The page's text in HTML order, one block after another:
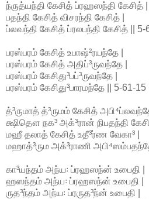
ந்ருத்யந்தி கேசித் ப்ரஹஸந்தி கேசித் |
பதந்தி கேசித் விசரந்தி கேசித் |
ப்லவந்தி கேசித் ப்ரலபந்தி கேசித் || 5-
பரஸ்பரம் கேசித் உபாஷ்²ரயந்தே |
பரஸ்பரம் கேசித் அதிப்³ருவந்தே |
பரஸ்பரம் கேசிது³பப்³ருவந்தே |
பரஸ்பரம் கேசிது³பாரமந்தே || 5-61-15
த்³ருமாத் த்³ருமம் கேசித்
க்ஷிதௌ நக³ அக்³ரான் நிபதந்தி
மஹீ தலாத் கேசித் உதீ³ர்ண வேகா³ |
மஹாத்³ரும அக்³ராணி
கா³யந்தம் அந்ய꞉ ப்ரஹஸந்ன் உபைதி |
ஹஸந்தம் அந்ய꞉ ப்ரஹஸந்ன் உபைதி |
ருத³ந்தம் அந்ய꞉ ப்ரருத³ந்ன் உபைதி |